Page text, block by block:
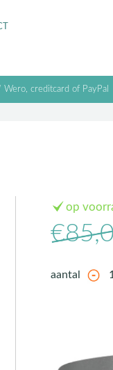
creditcard of PayPal
op
aantal